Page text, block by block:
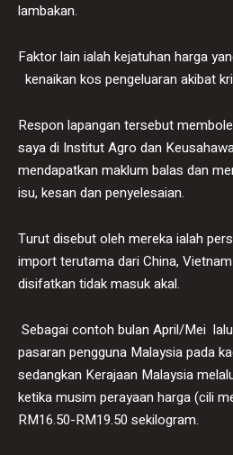
lambakan.
Faktor lain ialah kejatuhan harga
kenaikan kos pengeluaran akibat
Respon lapangan tersebut
saya di Institut Agro dan
mendapatkan maklum balas dan
isu, kesan dan penyelesaian.
Turut disebut oleh mereka ialah
import terutama dari China,
disifatkan tidak masuk akal.
Sebagai contoh bulan April/Mei
pasaran pengguna Malaysia pada
sedangkan Kerajaan Malaysia
ketika musim perayaan harga (cili
RM16.50-RM19.50 sekilogram.